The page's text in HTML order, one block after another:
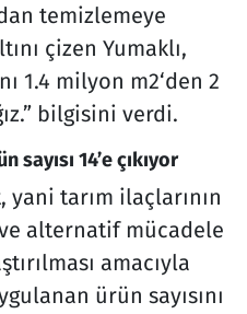
temizlemeye
çizen Yumaklı,
1.4 milyon m2‘den 2
bilgisini verdi.
sayısı 14’e çıkıyor
yani tarım ilaçlarının
ve alternatif mücadele
amacıyla
ürün sayısını